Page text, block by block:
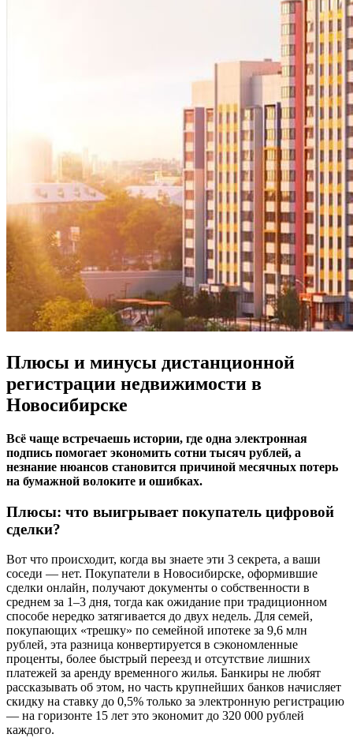
Плюсы и минусы дистанционной
регистрации недвижимости в
Новосибирске
Всё чаще встречаешь истории, где одна электронная
подпись помогает экономить сотни тысяч рублей, а
незнание нюансов становится причиной месячных потерь
на бумажной волоките и ошибках.
Плюсы: что выигрывает покупатель цифровой
сделки?
Вот что происходит, когда вы знаете эти 3 секрета, а ваши
соседи — нет. Покупатели в Новосибирске, оформившие
сделки онлайн, получают документы о собственности в
среднем за 1–3 дня, тогда как ожидание при традиционном
способе нередко затягивается до двух недель. Для семей,
покупающих «трешку» по семейной ипотеке за 9,6 млн
рублей, эта разница конвертируется в сэкономленные
проценты, более быстрый переезд и отсутствие лишних
платежей за аренду временного жилья. Банкиры не любят
рассказывать об этом, но часть крупнейших банков начисляет
скидку на ставку до 0,5% только за электронную регистрацию
— на горизонте 15 лет это экономит до 320 000 рублей
каждого.